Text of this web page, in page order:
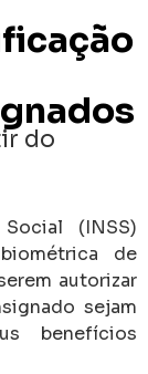
do
(INSS)
de
autorizar
sejam
benefícios